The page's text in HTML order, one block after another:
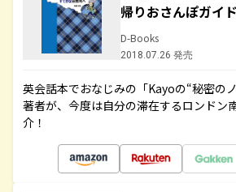
帰りおさんぽガイ
D-Books
2018.07.26 発売
英会話本でおなじみの「Kayoの“秘密の
著者が、今度は自分の滞在するロンドン
介！